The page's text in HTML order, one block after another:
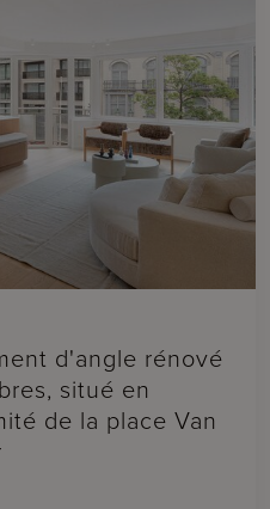
d'angle rénové
situé en
de la place Van